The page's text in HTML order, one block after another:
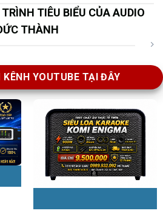
TIÊU BIỂU CỦA AUDIO
THÀNH
KÊNH YOUTUBE TẠI ĐÂY